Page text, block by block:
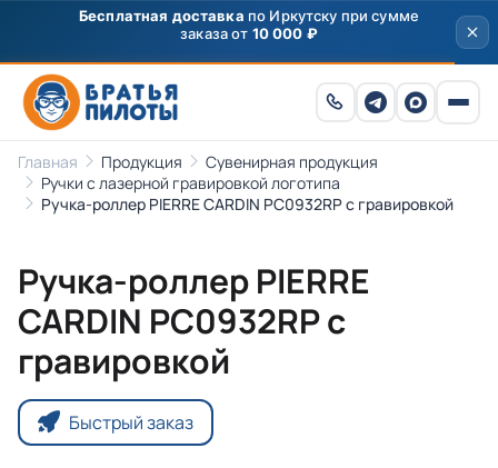
Бесплатная доставка по Иркутску при сумме
заказа от 10 000 ₽
Главная Продукция
Сувенирная продукция
Ручки с лазерной гравировкой логотипа
Ручка-роллер PIERRE CARDIN PC0932RP с гравировкой
Ручка-роллер PIERRE
CARDIN PC0932RP с
гравировкой
Быстрый заказ